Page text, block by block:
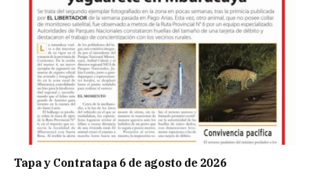
Tapa y Contratapa 6 de agosto de 2026